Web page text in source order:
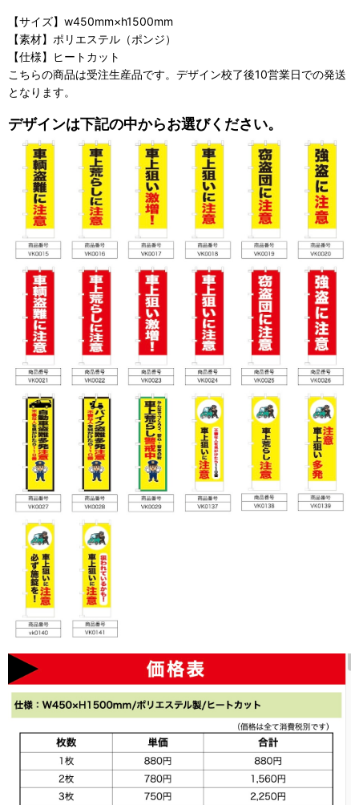
【サイズ】w450mm×h1500mm
【素材】ポリエステル（ポンジ）
【仕様】ヒートカット
こちらの商品は受注生産品です。デザイン校了後10営業日での発送
となります。
デザインは下記の中からお選びください。